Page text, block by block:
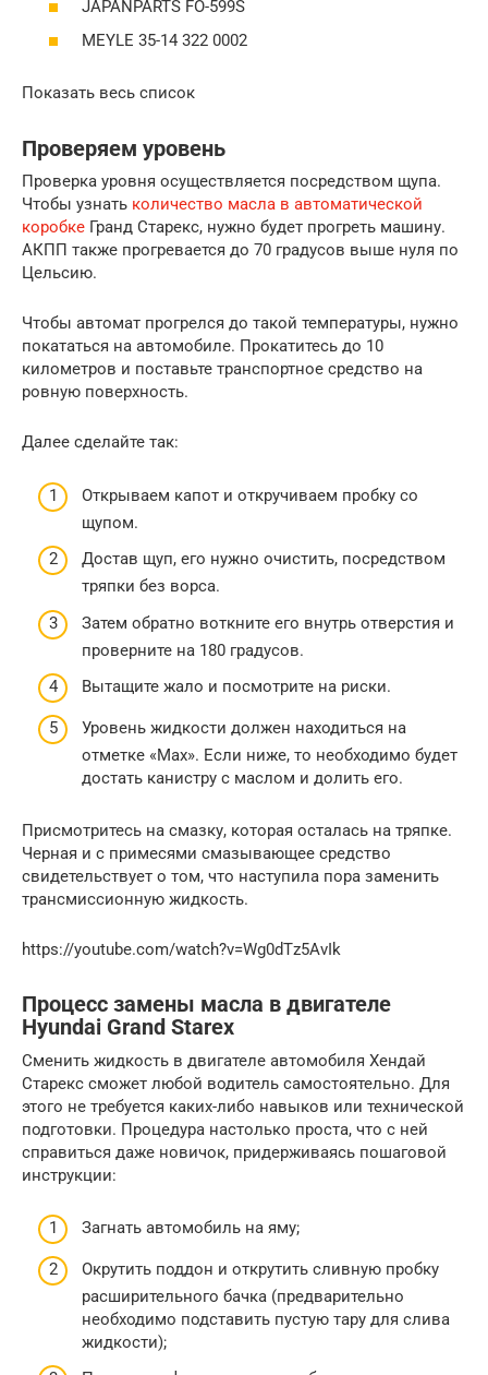
JAPANPARTS FO-599S
MEYLE 35-14 322 0002
Показать весь список
Проверяем уровень
Проверка уровня осуществляется посредством щупа.
Чтобы узнать количество масла в автоматической
коробке Гранд Старекс, нужно будет прогреть машину.
АКПП также прогревается до 70 градусов выше нуля по
Цельсию.
Чтобы автомат прогрелся до такой температуры, нужно
покататься на автомобиле. Прокатитесь до 10
километров и поставьте транспортное средство на
ровную поверхность.
Далее сделайте так:
Открываем капот и откручиваем пробку со
щупом.
Достав щуп, его нужно очистить, посредством
тряпки без ворса.
Затем обратно воткните его внутрь отверстия и
проверните на 180 градусов.
Вытащите жало и посмотрите на риски.
Уровень жидкости должен находиться на
отметке «Max». Если ниже, то необходимо будет
достать канистру с маслом и долить его.
Присмотритесь на смазку, которая осталась на тряпке.
Черная и с примесями смазывающее средство
свидетельствует о том, что наступила пора заменить
трансмиссионную жидкость.
https://youtube.com/watch?v=Wg0dTz5AvIk
Процесс замены масла в двигателе
Hyundai Grand Starex
Сменить жидкость в двигателе автомобиля Хендай
Старекс сможет любой водитель самостоятельно. Для
этого не требуется каких-либо навыков или технической
подготовки. Процедура настолько проста, что с ней
справиться даже новичок, придерживаясь пошаговой
инструкции:
Загнать автомобиль на яму;
Окрутить поддон и открутить сливную пробку
расширительного бачка (предварительно
необходимо подставить пустую тару для слива
жидкости);